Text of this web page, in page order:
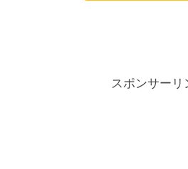
スポンサーリ